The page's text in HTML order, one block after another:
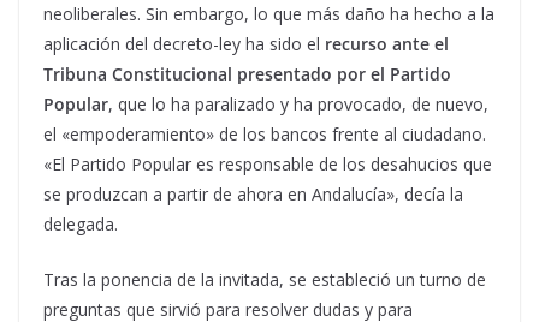
neoliberales. Sin embargo, lo que más daño ha hecho a la
aplicación del decreto-ley ha sido el recurso ante el
Tribuna Constitucional presentado por el Partido
Popular, que lo ha paralizado y ha provocado, de nuevo,
el «empoderamiento» de los bancos frente al ciudadano.
«El Partido Popular es responsable de los desahucios que
se produzcan a partir de ahora en Andalucía», decía la
delegada.
Tras la ponencia de la invitada, se estableció un turno de
preguntas que sirvió para resolver dudas y para